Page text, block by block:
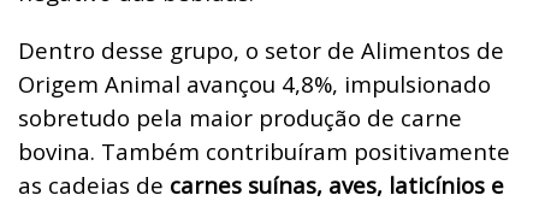
Dentro desse grupo, o setor de Alimentos de
Origem Animal avançou 4,8%, impulsionado
sobretudo pela maior produção de carne
bovina. Também contribuíram positivamente
as cadeias de carnes suínas, aves, laticínios e